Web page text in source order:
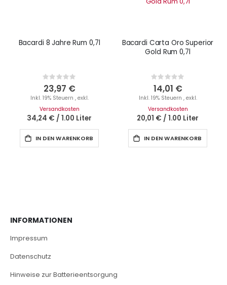
Bacardi 8 Jahre Rum 0,7l
Rating:
0%
23,97 €
Inkl. 19% Steuern , exkl.
Versandkosten
34,24 € / 1.00 Liter
IN DEN WARENKORB
Bacardi Carta Oro Superior
Gold Rum 0,7l
Rating:
0%
14,01 €
Inkl. 19% Steuern , exkl.
Versandkosten
20,01 € / 1.00 Liter
IN DEN WARENKORB
INFORMATIONEN
Impressum
Datenschutz
Hinweise zur Batterieentsorgung